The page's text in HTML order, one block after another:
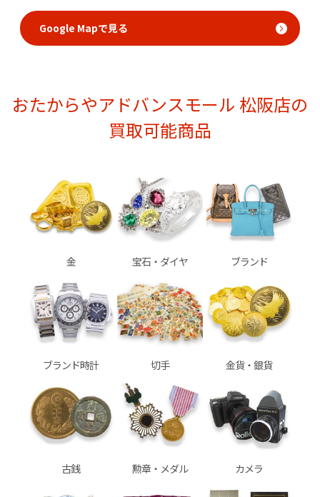
Google Mapで見る
おたからやアドバンスモール 松阪店の
買取可能商品
金 宝石・ダイヤ ブランド
ブランド時計 切手 金貨・銀貨
古銭 勲章・メダル カメラ